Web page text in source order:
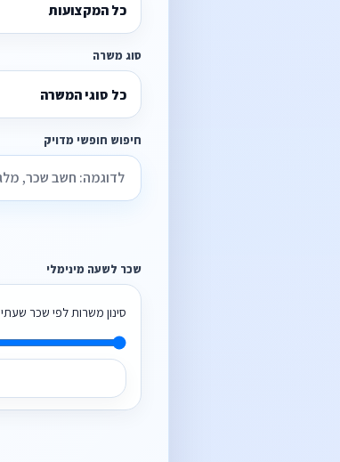
כל המקצועות
סוג משרה
כל סוגי המשרה
חיפוש חופשי מדויק
שכר לשעה מינימלי
סינון משרות לפי שכר שעתי